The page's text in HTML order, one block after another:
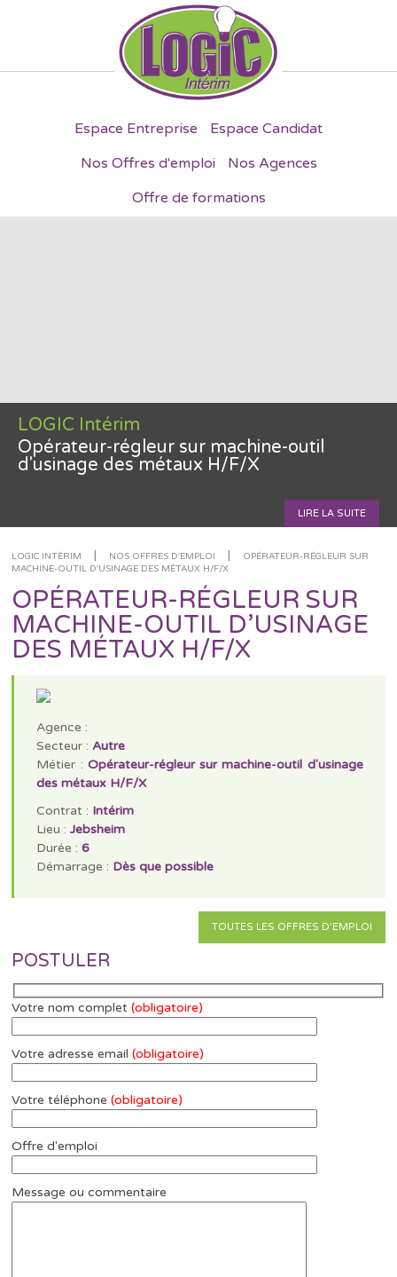
Espace Entreprise
Espace Candidat
Nos Offres d'emploi
Nos Agences
Offre de formations
LOGIC Intérim
Opérateur-régleur sur machine-outil
d'usinage des métaux H/F/X
LIRE LA SUITE
LOGIC INTÉRIM | NOS OFFRES D'EMPLOI |
OPÉRATEUR-RÉGLEUR SUR
MACHINE-OUTIL D'USINAGE DES MÉTAUX H/F/X
OPÉRATEUR-RÉGLEUR SUR
MACHINE-OUTIL D’USINAGE
DES MÉTAUX H/F/X
Agence :
Secteur :Autre
Métier : Opérateur-régleur sur machine-outil d'usinage
des métaux H/F/X
Contrat : Intérim
Lieu :Jebsheim
Durée :6
Démarrage : Dès que possible
TOUTES LES OFFRES D'EMPLOI
POSTULER
Votre nom complet(obligatoire)
Votre adresse email(obligatoire)
Votre téléphone(obligatoire)
Offre d'emploi
Message ou commentaire